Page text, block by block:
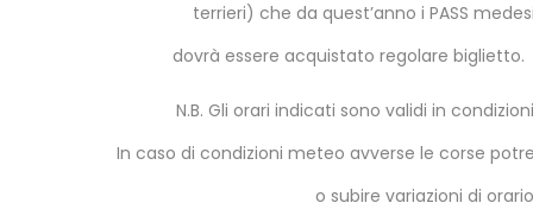
terrieri) che da quest’anno i PASS
dovrà essere acquistato regolare biglietto.
N.B. Gli orari indicati sono validi in
In caso di condizioni meteo avverse le corse
o subire variazioni di